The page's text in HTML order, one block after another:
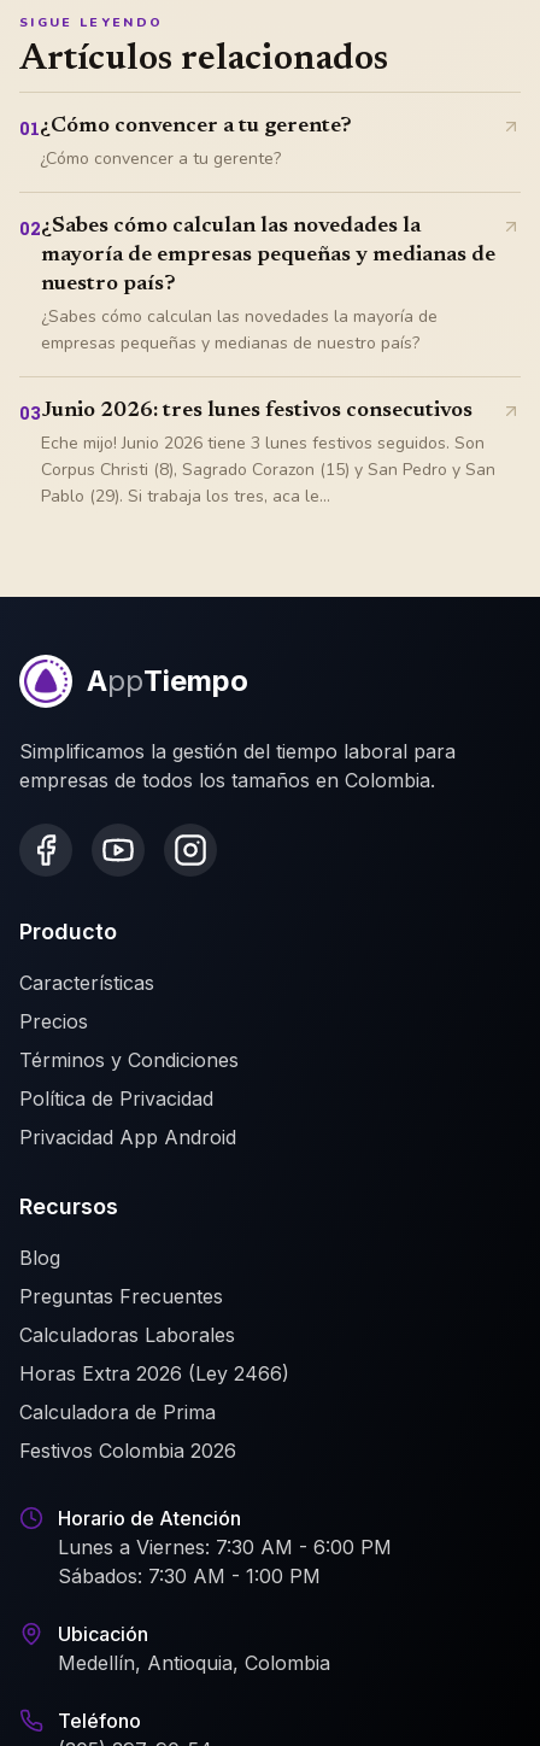
SIGUE LEYENDO
Artículos relacionados
01¿Cómo convencer a tu gerente?
¿Cómo convencer a tu gerente?
02¿Sabes cómo calculan las novedades la
mayoría de empresas pequeñas y medianas de
nuestro país?
¿Sabes cómo calculan las novedades la mayoría de
empresas pequeñas y medianas de nuestro país?
03Junio 2026: tres lunes festivos consecutivos
Eche mijo! Junio 2026 tiene 3 lunes festivos seguidos. Son
Corpus Christi (8), Sagrado Corazon (15) y San Pedro y San
Pablo (29). Si trabaja los tres, aca le...
AppTiempo
Simplificamos la gestión del tiempo laboral para
empresas de todos los tamaños en Colombia.
Producto
Características
Precios
Términos y Condiciones
Política de Privacidad
Privacidad App Android
Recursos
Blog
Preguntas Frecuentes
Calculadoras Laborales
Horas Extra 2026 (Ley 2466)
Calculadora de Prima
Festivos Colombia 2026
Horario de Atención
Lunes a Viernes: 7:30 AM - 6:00 PM
Sábados: 7:30 AM - 1:00 PM
Ubicación
Medellín, Antioquia, Colombia
Teléfono